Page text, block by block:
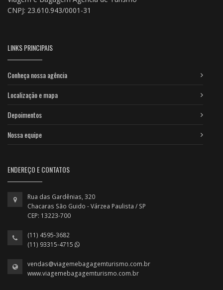
CNPJ: 23.610.943/0001-31
LINKS PRINCIPAIS
Conheça nossa agência
Localização e mapa
Depoimentos
Nossa equipe
ENDEREÇO E CONTATOS
Rua das Gardênias, 320
Chacaras São Guido - Várzea Paulista / SP
CEP: 13223-700
(11) 4595-3682
(11) 93315-4715
vendas@viagemebagagemturismo.com.br
www.viagemebagagemturismo.com.br